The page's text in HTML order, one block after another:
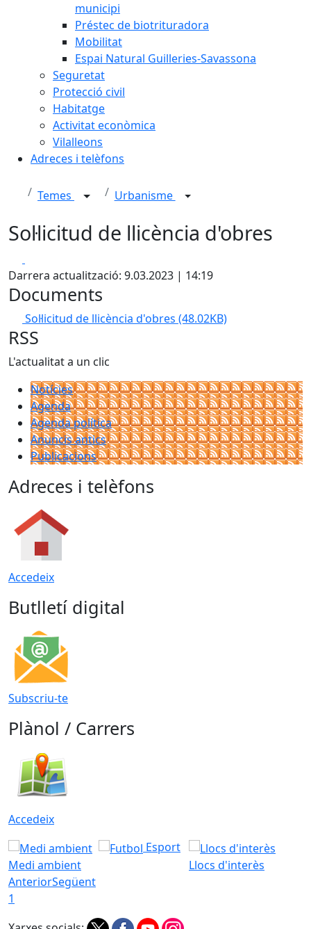
municipi
Préstec de biotrituradora
Mobilitat
Espai Natural Guilleries-Savassona
Seguretat
Protecció civil
Habitatge
Activitat econòmica
Vilalleons
Adreces i telèfons
Temes Urbanisme
Sol·licitud de llicència d'obres
Darrera actualització: 9.03.2023 | 14:19
Documents
Sol·licitud de llicència d'obres (48.02KB)
RSS
L'actualitat a un clic
Notícies
Agenda
Agenda política
Anuncis antics
Publicacions
Adreces i telèfons
Accedeix
Butlletí digital
Subscriu-te
Plànol / Carrers
Accedeix
Medi ambient
Esport
Llocs d'interès
AnteriorSegüent
1